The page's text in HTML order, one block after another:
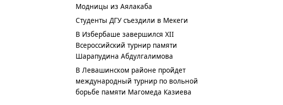
Модницы из Аялакаба
Студенты ДГУ съездили в Мекеги
В Избербаше завершился XII
Всероссийский турнир памяти
Шарапудина Абдулгалимова
В Левашинском районе пройдет
международный турнир по вольной
борьбе памяти Магомеда Казиева